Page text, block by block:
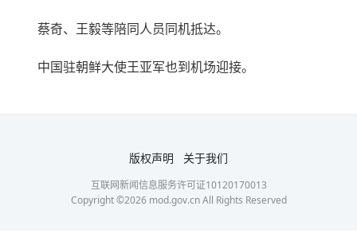
蔡奇、王毅等陪同人员同机抵达。
中国驻朝鲜大使王亚军也到机场迎接。
版权声明 关于我们
互联网新闻信息服务许可证10120170013
Copyright ©2026mod.gov.cn All Rights Reserved